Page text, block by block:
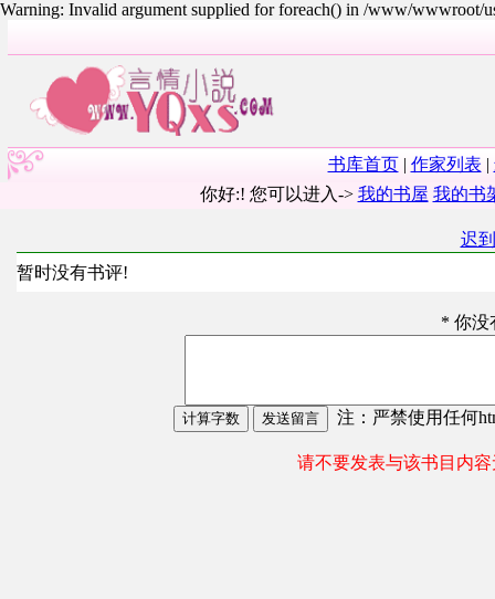
Warning: Invalid argument supplied for foreach() in /www/wwwroot/
书库首页| 作家列表 |
你好:! 您可以进入-> 我的书屋 我的书
迟
暂时没有书评!
* 你没
注：严禁使用任何
请不要发表与该书目内